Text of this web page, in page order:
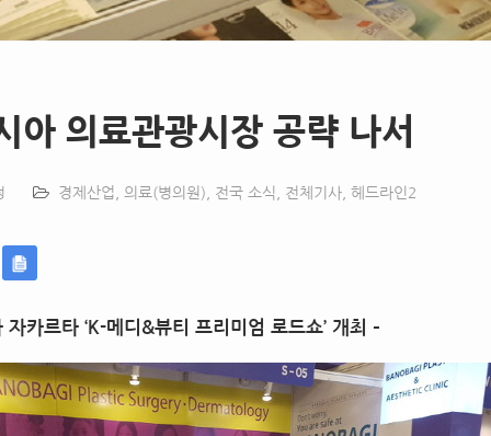
아 의료관광시장 공략 나서
경제산업 의료(병의원) 전국 소식 전체기사 헤드라인2
자카르타 ‘K-메디 &뷰티 프리미엄 로드쇼’ 개최 –